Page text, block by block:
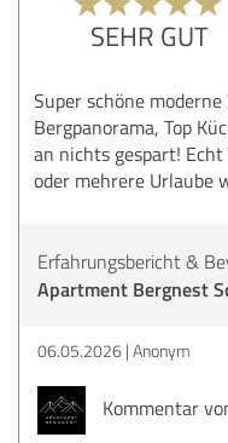
SEHR GUT
Super schöne
Bergpanorama, Top
an nichts gespart!
oder mehrere Urlaube
Erfahrungsbericht &
Apartment Bergnest
06.05.2026 Anonym
Kommentar